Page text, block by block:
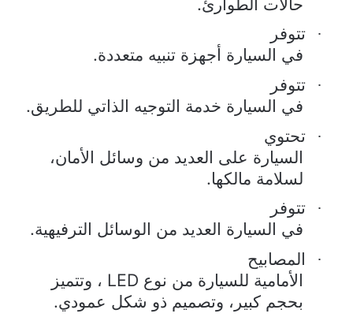
·
تتوفر
في السيارة أجهزة تنبيه متعددة.
·
تتوفر
في السيارة خدمة التوجيه الذاتي للطريق.
·
تحتوي
السيارة على العديد من وسائل الأمان،
لسلامة مالكها.
·
تتوفر
في السيارة العديد من الوسائل الترفيهية.
·
المصابيح
الأمامية للسيارة من نوع LED ، وتتميز
بحجم كبير، وتصميم ذو شكل عمودي.